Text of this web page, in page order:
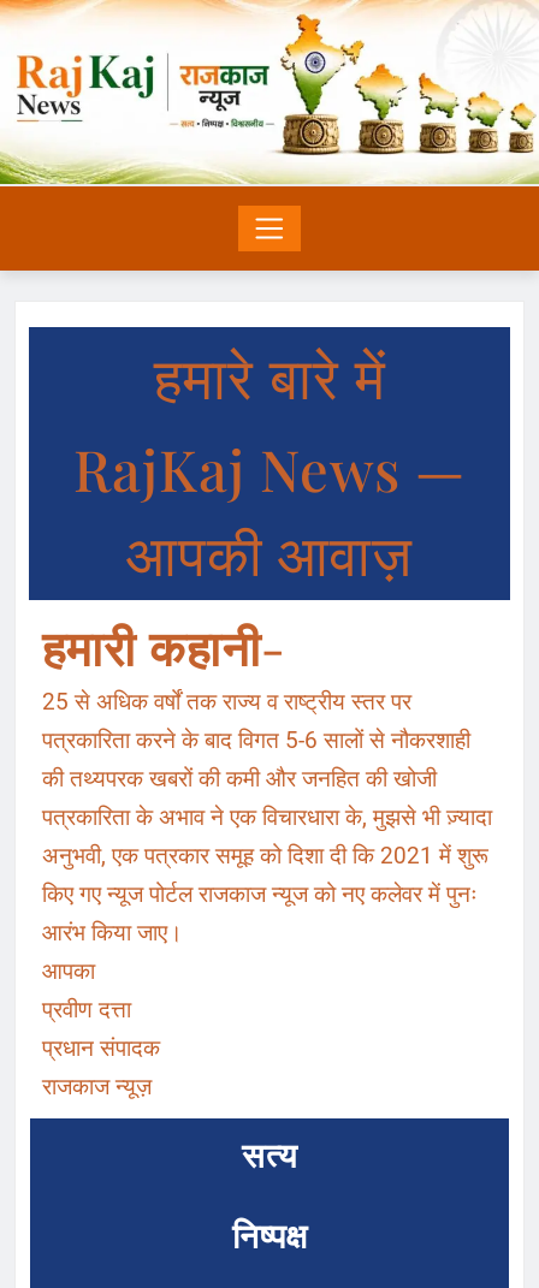
हमारे बारे में
RajKaj News —
आपकी आवाज़
हमारी कहानी-
25 से अधिक वर्षों तक राज्य व राष्ट्रीय स्तर पर
पत्रकारिता करने के बाद विगत 5-6 सालों से नौकरशाही
की तथ्यपरक खबरों की कमी और जनहित की खोजी
पत्रकारिता के अभाव ने एक विचारधारा के, मुझसे भी ज़्यादा
अनुभवी, एक पत्रकार समूह को दिशा दी कि 2021 में शुरू
किए गए न्यूज पोर्टल राजकाज न्यूज को नए कलेवर में पुनः
आरंभ किया जाए।
आपका
प्रवीण दत्ता
प्रधान संपादक
राजकाज न्यूज़
सत्य
निष्पक्ष